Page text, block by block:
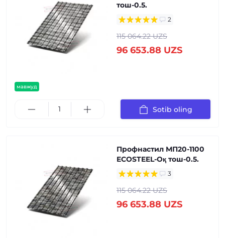
мавжуд
тош-0.5.
2
115 064.22 UZS
96 653.88 UZS
Sotib oling
Профнастил МП20-1100
ECOSTEEL-Оқ тош-0.5.
3
115 064.22 UZS
96 653.88 UZS